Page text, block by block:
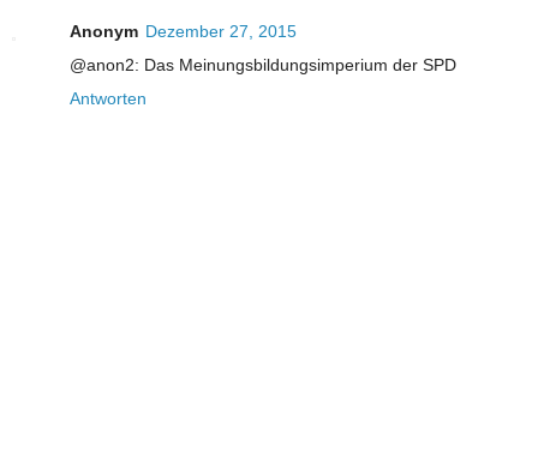
Anonym Dezember 27, 2015
@anon2: Das Meinungsbildungsimperium der SPD
Antworten